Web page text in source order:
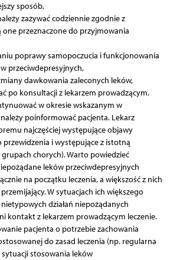
sposób,
zażywać codziennie zgodnie z
one przeznaczone do przyjmowania
poprawy samopoczucia i funkcjonowania
przeciwdepresyjnych,
dawkowania zaleconych leków,
po konsultacji z lekarzem prowadzącym.
w okresie wskazanym w
poinformować pacjenta. Lekarz
najczęściej występujące objawy
i występujące z istotną
chorych). Warto powiedzieć
leków przeciwdepresyjnych
na początku leczenia, a większość z nich
W sytuacjach ich większego
działań niepożądanych
kontakt z lekarzem prowadzącym leczenie.
pacjenta o potrzebie zachowania
do zasad leczenia (np. regularna
sytuacji stosowania leków